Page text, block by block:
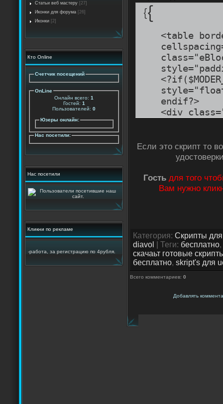
Статьи веб мастеру [27]
Иконки для форума [26]
Иконки [2]
Кто Online
Счетчик посещений
OnLine
Онлайн всего: 1
Гостей: 1
Пользователей: 0
Юзеры онлайн:
Нас посетили:
Нас посетили
Кликни по рекламе
-работа, за регистрацию по 4рубля.
<table
endif?>
<div
</
Если это скрипт то
Гость для того
Вам нужно
Категория: Скрипты
diavol
Теги: бесплатно,
скачаьт готовые
бесплатно, skript's для
Всего комментариев: 0
Добавлять